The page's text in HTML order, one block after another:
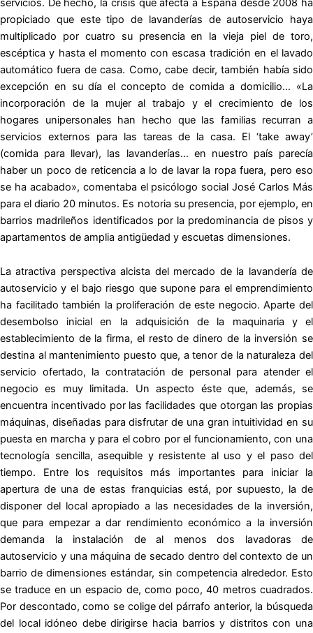
servicios. De hecho, la crisis que afecta a España desde 2008 ha
propiciado que este tipo de lavanderías de autoservicio haya
multiplicado por cuatro su presencia en la vieja piel de toro,
escéptica y hasta el momento con escasa tradición en el lavado
automático fuera de casa. Como, cabe decir, también había sido
excepción en su día el concepto de comida a domicilio… «La
incorporación de la mujer al trabajo y el crecimiento de los
hogares unipersonales han hecho que las familias recurran a
servicios externos para las tareas de la casa. El ‘take away’
(comida para llevar), las lavanderías… en nuestro país parecía
haber un poco de reticencia a lo de lavar la ropa fuera, pero eso
se ha acabado», comentaba el psicólogo social José Carlos Más
para el diario 20 minutos. Es notoria su presencia, por ejemplo, en
barrios madrileños identificados por la predominancia de pisos y
apartamentos de amplia antigüedad y escuetas dimensiones.
La atractiva perspectiva alcista del mercado de la lavandería de
autoservicio y el bajo riesgo que supone para el emprendimiento
ha facilitado también la proliferación de este negocio. Aparte del
desembolso inicial en la adquisición de la maquinaria y el
establecimiento de la firma, el resto de dinero de la inversión se
destina al mantenimiento puesto que, a tenor de la naturaleza del
servicio ofertado, la contratación de personal para atender el
negocio es muy limitada. Un aspecto éste que, además, se
encuentra incentivado por las facilidades que otorgan las propias
máquinas, diseñadas para disfrutar de una gran intuitividad en su
puesta en marcha y para el cobro por el funcionamiento, con una
tecnología sencilla, asequible y resistente al uso y el paso del
tiempo. Entre los requisitos más importantes para iniciar la
apertura de una de estas franquicias está, por supuesto, la de
disponer del local apropiado a las necesidades de la inversión,
que para empezar a dar rendimiento económico a la inversión
demanda la instalación de al menos dos lavadoras de
autoservicio y una máquina de secado dentro del contexto de un
barrio de dimensiones estándar, sin competencia alrededor. Esto
se traduce en un espacio de, como poco, 40 metros cuadrados.
Por descontado, como se colige del párrafo anterior, la búsqueda
del local idóneo debe dirigirse hacia barrios y distritos con una